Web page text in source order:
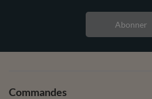
Abonner
Commandes